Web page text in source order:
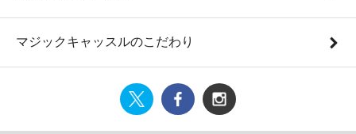
マジックキャッスルのこだわり